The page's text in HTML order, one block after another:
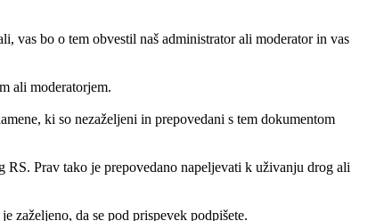
vas bo o tem obvestil naš administrator ali moderator in vas
ali moderatorjem.
ki so nezaželjeni in prepovedani s tem dokumentom
Prav tako je prepovedano napeljevati k uživanju drog ali
zaželjeno, da se pod prispevek podpišete.